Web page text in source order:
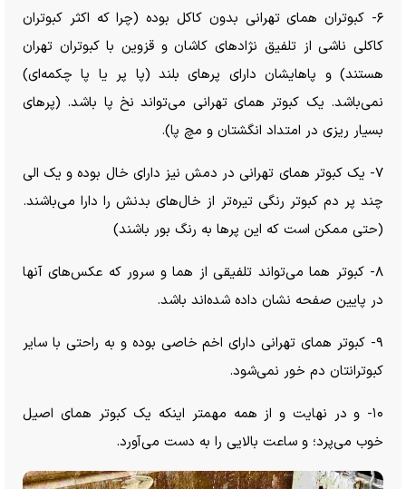
۶- کبوتران همای تهرانی بدون کاکل بوده (چرا که اکثر کبوتران
کاکلی ناشی از تلفیق نژاد‌های کاشان و قزوین با کبوتران تهران
هستند) و پاهایشان دارای پر‌های بلند (پا پر یا پا چکمه‌ای)
نمی‌باشد. یک کبوتر همای تهرانی می‌تواند نخ پا باشد. (پر‌های
بسیار ریزی در امتداد انگشتان و مچ پا).
۷- یک کبوتر همای تهرانی در دمش نیز دارای خال بوده و یک الی
چند پر دم کبوتر رنگی تیره‌تر از خال‌های بدنش را دارا می‌باشند.
(حتی ممکن است که این پر‌ها به رنگ بور باشند)
۸- کبوتر هما می‌تواند تلفیقی از هما و سرور که عکس‌های آنها
در پایین صفحه نشان داده شده‌اند باشد.
۹- کبوتر همای تهرانی دارای اخم خاصی بوده و به راحتی با سایر
کبوترانتان دم خور نمی‌شود.
۱۰- و در نهایت و از همه مهمتر اینکه یک کبوتر همای اصیل
خوب می‌پرد؛ و ساعت بالایی را به دست می‌آورد.